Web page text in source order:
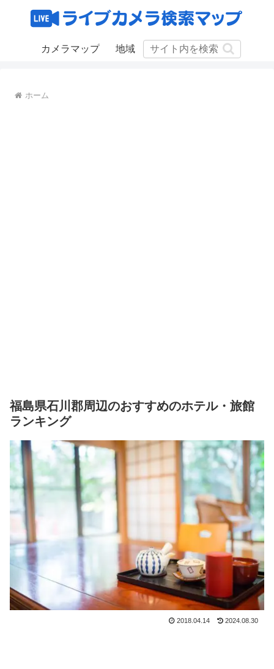
カメラマップ 地域
ホーム
福島県石川郡周辺のおすすめのホテル・旅館
ランキング
2018.04.14 2024.08.30